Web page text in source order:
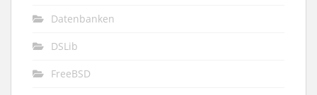
Datenbanken
DSLib
FreeBSD